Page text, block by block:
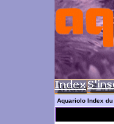
Aquariolo Index du